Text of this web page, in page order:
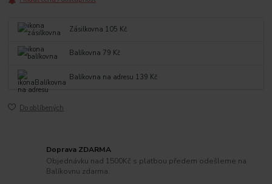
Zásilkovna 105 Kč
Balíkovna 79 Kč
Balíkovna na adresu 139 Kč
Do oblíbených
Doprava ZDARMA
Objednávku nad 1500Kč s platbou předem odešleme na
Balíkovnu zdarma.